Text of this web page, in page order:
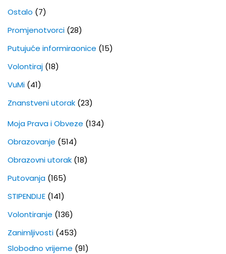
Ostalo (7)
Promjenotvorci (28)
Putujuće informiraonice (15)
Volontiraj (18)
VuMi (41)
Znanstveni utorak (23)
Moja Prava i Obveze (134)
Obrazovanje (514)
Obrazovni utorak (18)
Putovanja (165)
STIPENDIJE (141)
Volontiranje (136)
Zanimljivosti (453)
Slobodno vrijeme (91)